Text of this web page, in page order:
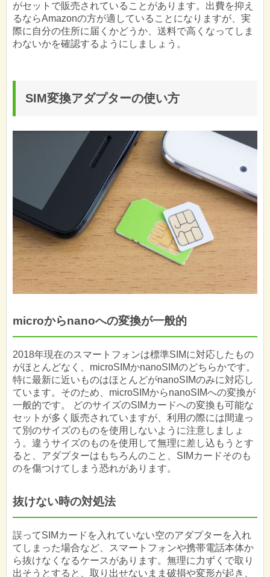
がセットで販売されていることがあります。出費を抑え
るならAmazonの方が適していることになりますが、実
際に自分の住所に届くかどうか、送料で高くなってしま
わないかを確認するようにしましょう。
SIM変換アダプターの使い方
microからnanoへの変換が一般的
2018年現在のスマートフォンは標準SIMに対応したもの
がほとんどなく、microSIMかnanoSIMのどちらかです。
特に最新に近いものはほとんどがnanoSIMのみに対応し
ています。そのため、microSIMからnanoSIMへの変換が
一般的です。 どのサイズのSIMカードへの変換も可能な
セットが多く販売されていますが、利用の際には間違っ
て別のサイズのものを使用しないように注意しましょ
う。違うサイズのものを使用して無理に差し込もうとす
ると、アダプターはもちろんのこと、SIMカードそのも
のを傷つけてしまう恐れがあります。
抜けない時の対処法
誤ってSIMカードを入れていない空のアダプターを入れ
てしまった場合など、スマートフォンや携帯電話本体か
ら抜けなくなるケースがあります。無理に力ずくで取り
出そうとすると、取り出せないまま破損や変形が起き、